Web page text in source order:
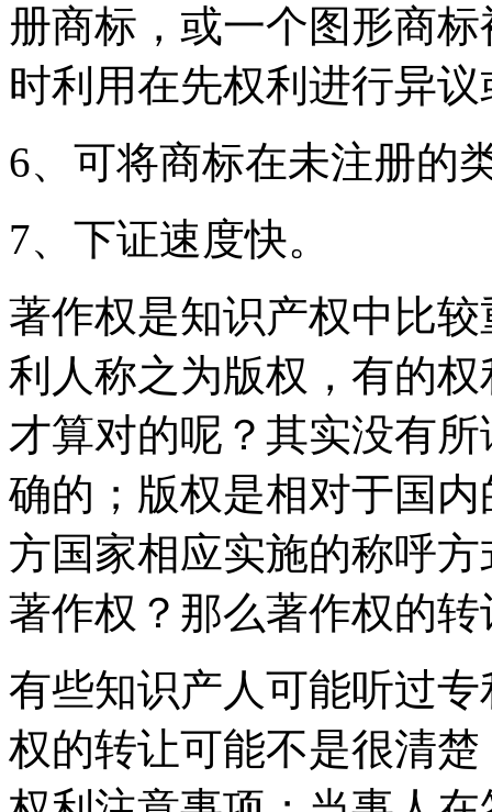
册商标，或一个图形商
时利用在先权利进行异
6、可将商标在未注册的
7、下证速度快。
著作权是知识产权中比
利人称之为版权，有的
才算对的呢？其实没有
确的；版权是相对于国
方国家相应实施的称呼
著作权？那么著作权的
有些知识产人可能听过
权的转让可能不是很清